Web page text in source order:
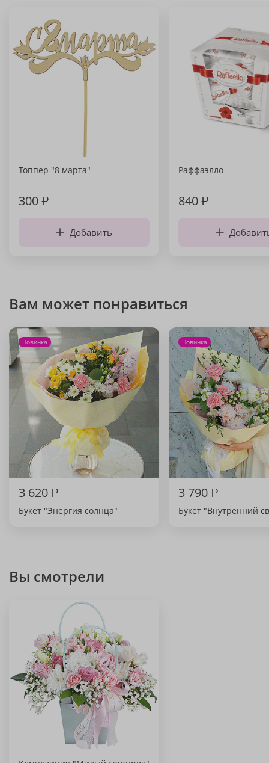
Топпер "8 марта"
300₽
Добавить
Раффаэлло
840₽
Вам может понравиться
Новинка
3 620₽
Букет "Энергия солнца"
Новинка
3 790₽
Букет "Внутренний
Вы смотрели